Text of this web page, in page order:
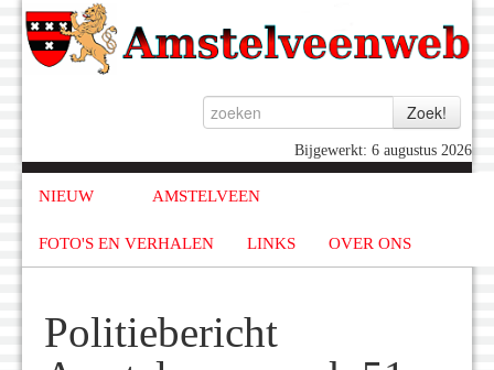
Bijgewerkt: 6 augustus 2026
NIEUW AMSTELVEEN
FOTO'S EN VERHALEN LINKS OVER ONS
Politiebericht